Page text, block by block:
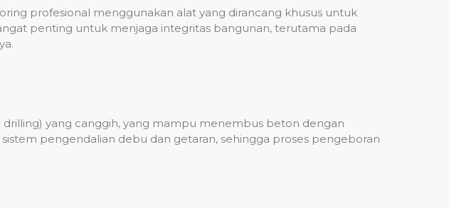
profesional menggunakan alat yang dirancang khusus untuk
penting untuk menjaga integritas bangunan, terutama pada
yang canggih, yang mampu menembus beton dengan
pengendalian debu dan getaran, sehingga proses pengeboran